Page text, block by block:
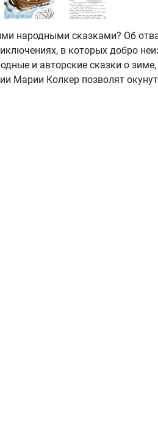
народными сказками? Об
в которых добро
и авторские сказки о
Марии Колкер позволят